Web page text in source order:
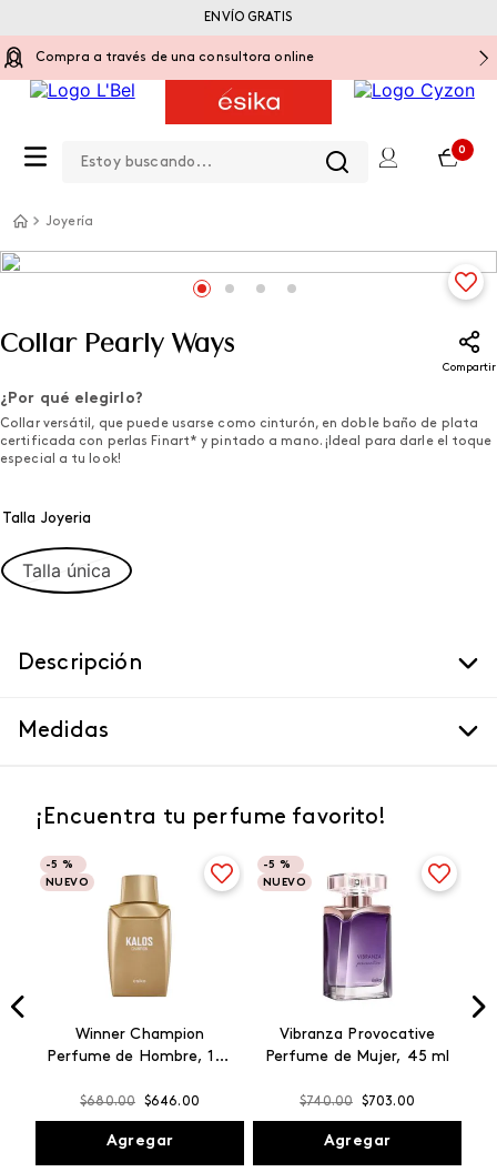
Compra a través de una consultora online
0
ENVÍO GRATIS
Joyería
Collar Pearly Ways
Compartir
¿Por qué elegirlo?
Collar versátil, que puede usarse como cinturón, en doble baño de plata
certificada con perlas Finart* y pintado a mano. ¡Ideal para darle el toque
especial a tu look!
Talla Joyeria
Talla única
Descripción
Medidas
¡Encuentra tu perfume favorito!
-5 %
NUEVO
Winner Champion
Perfume de Hombre, 100
$680.00 $646.00
Agregar
-5 %
NUEVO
Vibranza Provocative
Perfume de Mujer, 45 ml
$740.00 $703.00
Agregar